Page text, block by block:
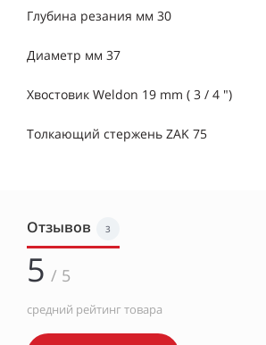
Глубина резания мм 30
Диаметр мм 37
Хвостовик Weldon 19 mm ( 3 / 4 ")
Толкающий стержень ZAK 75
Отзывов 3
5 / 5
средний рейтинг товара